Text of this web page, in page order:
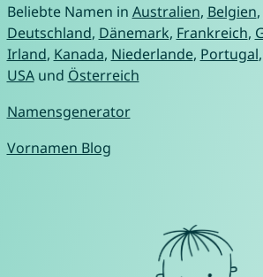
Beliebte Namen in Australien, Belgien,
Deutschland, Dänemark, Frankreich,
Irland, Kanada, Niederlande, Portugal,
USAund Österreich
Namensgenerator
Vornamen Blog